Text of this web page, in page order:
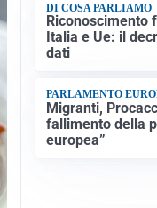
DI COSA PARLIAMO
Riconoscimento
Italia e Ue: il
dati
PARLAMENTO
Migranti,
fallimento della
europea”